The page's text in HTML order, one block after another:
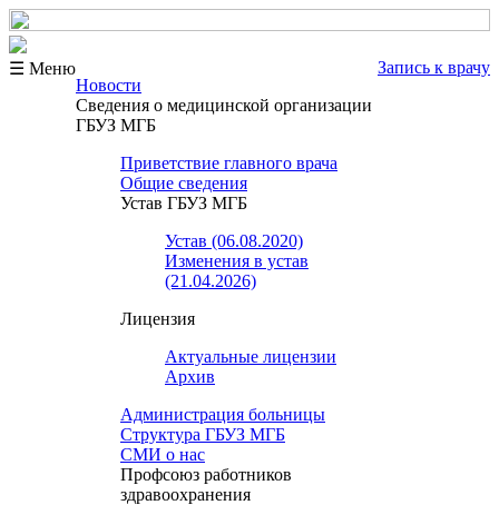
☰ Меню
Запись к врачу
Новости
Сведения о медицинской организации
ГБУЗ МГБ
Приветствие главного врача
Общие сведения
Устав ГБУЗ МГБ
Устав (06.08.2020)
Изменения в устав
(21.04.2026)
Лицензия
Актуальные лицензии
Архив
Администрация больницы
Структура ГБУЗ МГБ
СМИ о нас
Профсоюз работников
здравоохранения